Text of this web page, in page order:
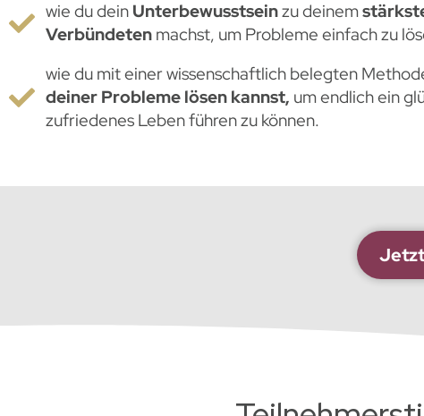
wie du dein Unterbewusstseinzu deinem
Verbündeten machst, um Probleme einfach zu
wie du mit einer wissenschaftlich belegten
deiner Probleme lösen kannst, um endlich ein
zufriedenes Leben führen zu können.